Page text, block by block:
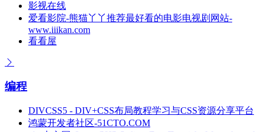
影视在线
爱看影院-熊猫丫丫推荐最好看的电影电视剧网站-
www.iiikan.com
看看屋
编程
DIVCSS5 - DIV+CSS布局教程学习与CSS资源分享平台
鸿蒙开发者社区-51CTO.COM